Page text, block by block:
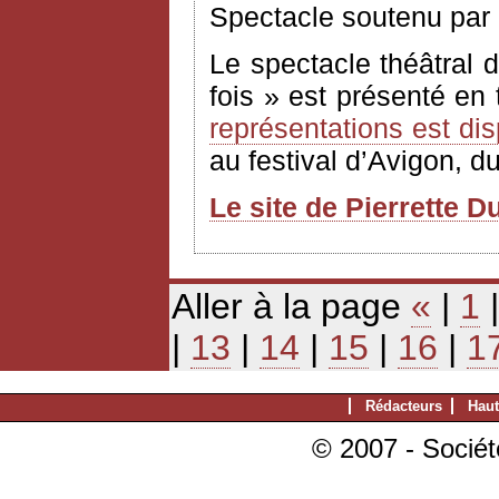
Spectacle soutenu
Le spectacle théâtral
fois » est présenté en
représentations est
au festival d’Avigon,
Le site de Pierrette
Aller à la page « | 1
| 13 | 14 | 15 | 16 |
Rédacteurs
© 2007 -